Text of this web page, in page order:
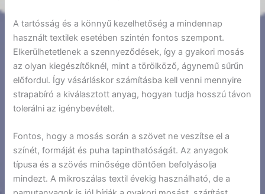
A tartósság és a könnyű kezelhetőség a mindennap
használt textilek esetében szintén fontos szempont.
Elkerülhetetlenek a szennyeződések, így a gyakori mosás
az olyan kiegészítőknél, mint a törölköző, ágynemű sűrűn
előfordul. Így vásárláskor számításba kell venni mennyire
strapabíró a kiválasztott anyag, hogyan tudja hosszú távon
tolerálni az igénybevételt.
Fontos, hogy a mosás során a szövet ne veszítse el a
színét, formáját és puha tapinthatóságát. Az anyagok
típusa és a szövés minősége döntően befolyásolja
mindezt. A mikroszálas textil évekig használható, de a